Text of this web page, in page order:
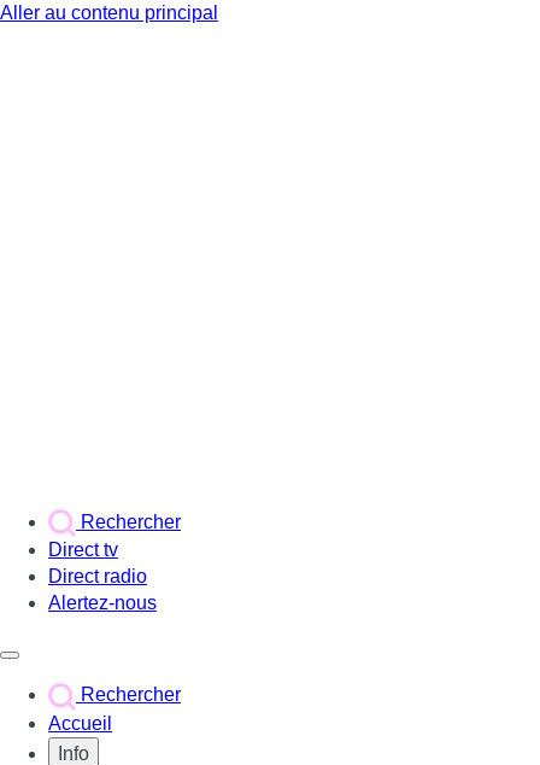
Aller au contenu principal
Rechercher
Direct tv
Direct radio
Alertez-nous
Rechercher
Accueil
Info